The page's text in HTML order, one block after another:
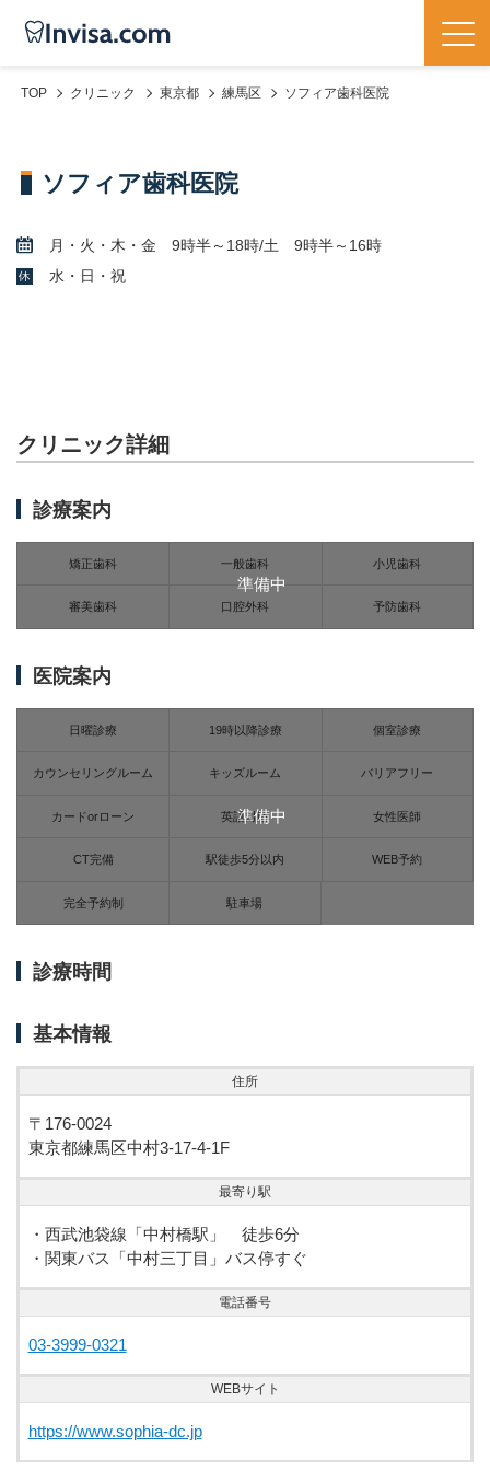
TOP クリニック 東京都 練馬区 ソフィア歯科医院
ソフィア歯科医院
月・火・木・金 9時半～18時/土 9時半～16時
水・日・祝
クリニック詳細
診療案内
準備中
矯正歯科 一般歯科 小児歯科
審美歯科 口腔外科 予防歯科
医院案内
準備中
日曜診療 19時以降診療 個室診療
カウンセリングルーム キッズルーム バリアフリー
カードorローン 英語対応 女性医師
CT完備 駅徒歩5分以内 WEB予約
完全予約制 駐車場
診療時間
基本情報
住所
〒176-0024
東京都練馬区中村3-17-4-1F
最寄り駅
・西武池袋線「中村橋駅」 徒歩6分
・関東バス「中村三丁目」バス停すぐ
電話番号
03-3999-0321
WEBサイト
https://www.sophia-dc.jp